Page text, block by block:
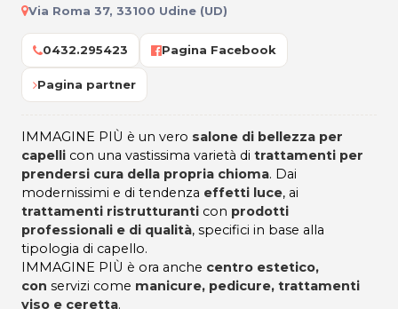
Via Roma 37, 33100 Udine (UD)
0432.295423 Pagina Facebook
Pagina partner
IMMAGINE PIÙ è un vero salone di bellezza per
capelli con una vastissima varietà di trattamenti per
prendersi cura della propria chioma. Dai
modernissimi e di tendenza effetti luce, ai
trattamenti ristrutturanti con prodotti
professionali e di qualità, specifici in base alla
tipologia di capello.
IMMAGINE PIÙ è ora anche centro estetico,
con servizi come manicure, pedicure, trattamenti
viso e ceretta.